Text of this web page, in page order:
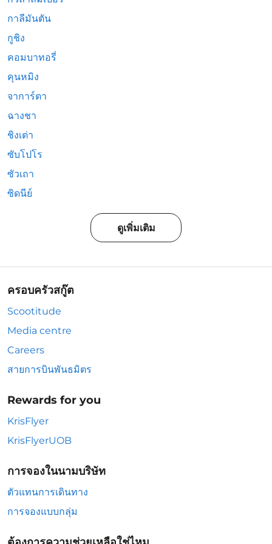
กาลีมันตัน
กูชิง
คอมบาทอรี่
คุนหมิง
จาการ์ตา
ฉางชา
ชิงเต่า
ซับโปโร
ซัวเถา
ซิดนีย์
ดูเพิ่มเติม
ครอบครัวสกู๊ต
Scootitude
Media centre
Careers
สายการบินพันธมิตร
Rewards for you
KrisFlyer
KrisFlyerUOB
การจองในนามบริษัท
ตัวแทนการเดินทาง
การจองแบบกลุ่ม